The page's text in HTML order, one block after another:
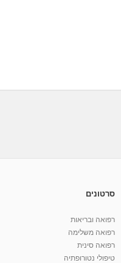
סרטונים
רפואה ובריאות
רפואה משלימה
רפואה סינית
טיפולי נטורופתיה